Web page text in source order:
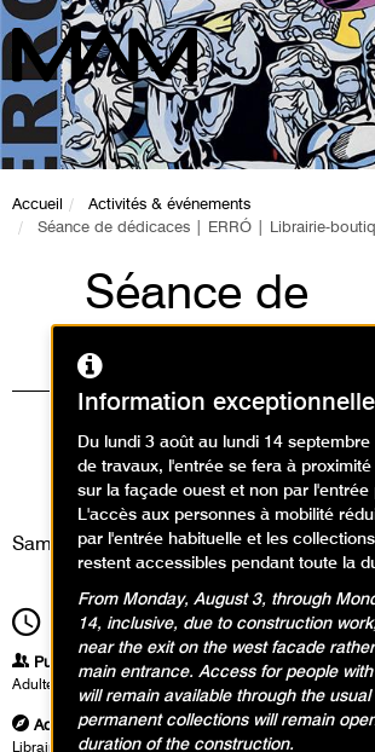
Accueil
Activités & événements
Séance de dédicaces | ERRÓ | Librairie-
Séance de
dédicaces |
Librairie-
MAM
Événement
Samedi 2 avril 2022
15h00 Durée1h30
Publics
Adultes
Adresse
Librairie-boutique du MAM
Information exceptionnelle
Du lundi 3 août au lundi 14
de travaux, l'entrée se fera à
sur la façade ouest et non par l'entrée
L'accès aux personnes à mobilité
par l'entrée habituelle et les
restent accessibles pendant toute la
From Monday, August 3, through
14, inclusive, due to construction
near the exit on the west facade
main entrance. Access for people
will remain available through the
permanent collections will remain
duration of the construction.